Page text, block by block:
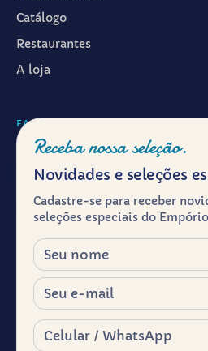
Catálogo
Restaurantes
A loja
FALAR CONOSCO
WhatsApp ·(11) 99601-7286
Instagram · @emporiosyrio
Facebook · @emporiosyrio
contato@emporiosyrio.com.br
R. Comendador Abdo Schahin,
São Paulo, São Paulo - SP,
Segunda a sábado, das 9h às 19h
Receba nossa seleção.
Novidades e seleções
Cadastre-se para receber
seleções especiais do
Nome
E-mail
Celular / WhatsApp